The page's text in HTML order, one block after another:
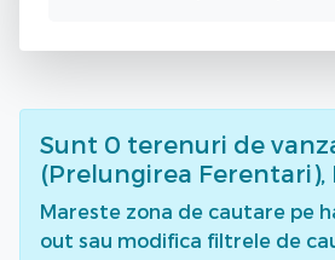
Sunt 0 terenuri de
(Prelungirea Ferentari),
Mareste zona de cautare pe
out sau modifica filtrele de